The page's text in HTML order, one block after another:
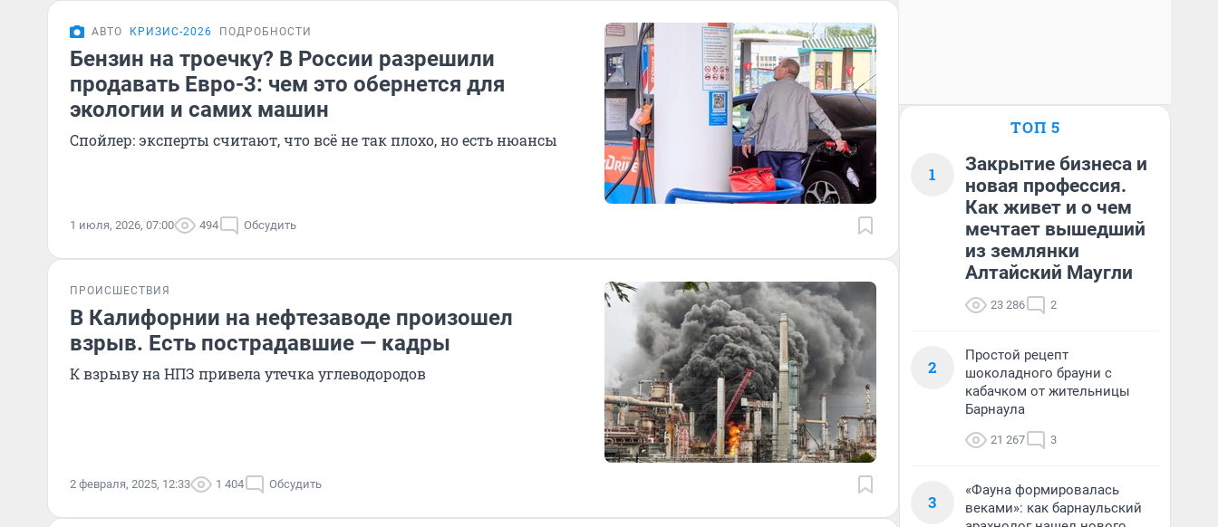
АВТО КРИЗИС-2026 ПОДРОБНОСТИ
Бензин на троечку? В России разрешили
продавать Евро-3: чем это обернется для
экологии и самих машин
Спойлер: эксперты считают, что всё не так плохо, но есть нюансы
1 июля, 2026, 07:00 494 Обсудить
ПРОИСШЕСТВИЯ
В Калифорнии на нефтезаводе произошел
взрыв. Есть пострадавшие — кадры
К взрыву на НПЗ привела утечка углеводородов
2 февраля, 2025, 12:33 1 404 Обсудить
ТОП 5
1
Закрытие бизнеса и
новая профессия.
Как живет и о чем
мечтает вышедший
из землянки
Алтайский Маугли
23 286 2
2
Простой рецепт
шоколадного брауни с
кабачком от жительницы
Барнаула
21 267 3
3
«Фауна формировалась
веками»: как барнаульский